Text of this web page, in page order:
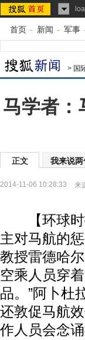
首页 - 新闻 - 军事
> 国
马学者：
正文 我来说两
2014-11-06 10:28:33 来
【环球时
主对马航的
教授雷德哈
空乘人员穿
品。”阿卜杜
还敦促马航
作人员会念